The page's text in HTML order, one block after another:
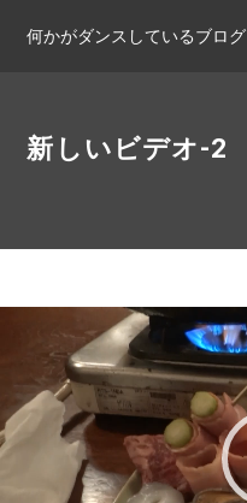
何かがダンスしているブログ
新しいビデオ-2
レ
ー